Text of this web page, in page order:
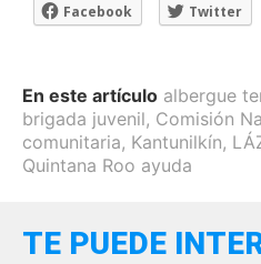
Facebook Twitter
En este artículo albergue
brigada juvenil, Comisión
comunitaria, Kantunilkín,
Quintana Roo ayuda
TE PUEDE